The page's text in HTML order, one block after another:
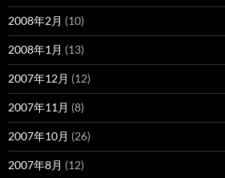
2008年2月 (10)
2008年1月 (13)
2007年12月 (12)
2007年11月 (8)
2007年10月 (26)
2007年8月 (12)